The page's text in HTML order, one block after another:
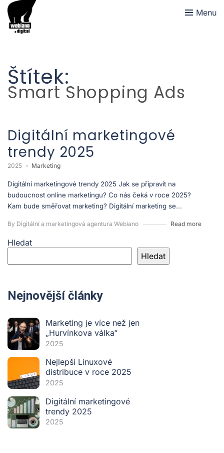
Menu
Štítek:
Smart Shopping Ads
Digitální marketingové
trendy 2025
2025 Marketing
Digitální marketingové trendy 2025 Jak se připravit na
budoucnost online marketingu? Co nás čeká v roce 2025?
Kam bude směřovat marketing? Digitální marketing se...
By Digitální a marketingová agentura Webiano Read more
Hledat
Hledat
Nejnovější články
Marketing je více než jen
„Hurvínkova válka“
2025
Nejlepší Linuxové
distribuce v roce 2025
2025
Digitální marketingové
trendy 2025
2025